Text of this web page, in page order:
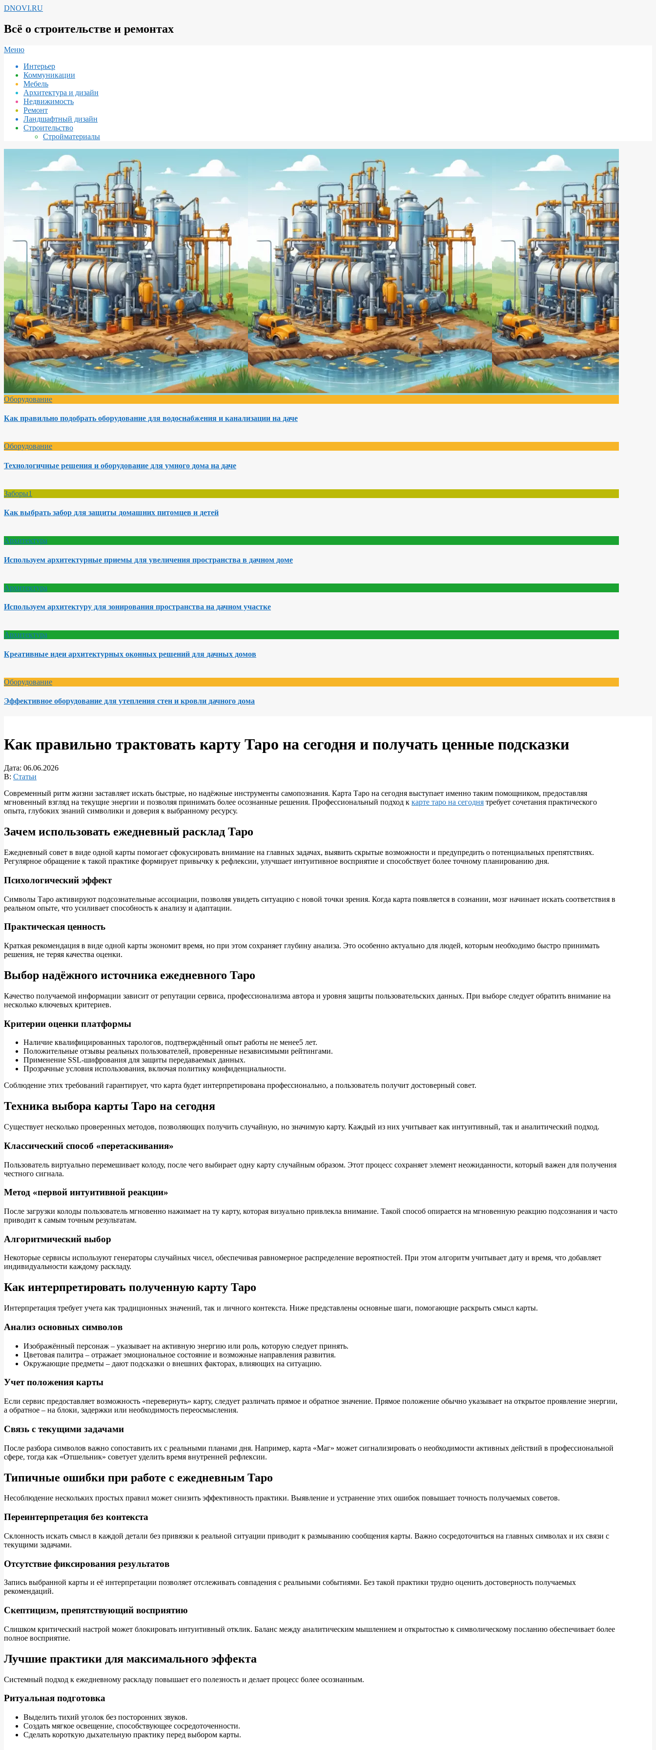
Перейти
содержимому
DNOVI.RU
Всё о строительстве и ремонтах
Вторичное
навигации
Меню
Интерьер
Коммуникации
Мебель
Архитектура и дизайн
Недвижимость
Ремонт
Ландшафтный дизайн
Строительство
Стройматериалы
Оборудование
Как правильно подобрать оборудование для водоснабжения и канализации на даче
Оборудование
Технологичные решения и оборудование для умного дома на даче
Заборы1
Как выбрать забор для защиты домашних питомцев и детей
Архитектура
Используем архитектурные приемы для увеличения пространства в дачном доме
Архитектура
Используем архитектуру для зонирования пространства на дачном участке
Архитектура
Креативные идеи архитектурных оконных решений для дачных домов
Оборудование
Эффективное оборудование для утепления стен и кровли дачного дома
Как правильно трактовать карту Таро на сегодня и получать ценные подсказки
Дата: 06.06.2026
В: Статьи
Современный ритм жизни заставляет искать быстрые, но надёжные инструменты самопознания. Карта Таро на сегодня выступает именно таким помощником, предоставляя
мгновенный взгляд на текущие энергии и позволяя принимать более осознанные решения. Профессиональный подход к карте таро на сегодня требует сочетания практического
опыта, глубоких знаний символики и доверия к выбранному ресурсу.
Зачем использовать ежедневный расклад Таро
Ежедневный совет в виде одной карты помогает сфокусировать внимание на главных задачах, выявить скрытые возможности и предупредить о потенциальных препятствиях.
Регулярное обращение к такой практике формирует привычку к рефлексии, улучшает интуитивное восприятие и способствует более точному планированию дня.
Психологический эффект
Символы Таро активируют подсознательные ассоциации, позволяя увидеть ситуацию с новой точки зрения. Когда карта появляется в сознании, мозг начинает искать соответствия в
реальном опыте, что усиливает способность к анализу и адаптации.
Практическая ценность
Краткая рекомендация в виде одной карты экономит время, но при этом сохраняет глубину анализа. Это особенно актуально для людей, которым необходимо быстро принимать
решения, не теряя качества оценки.
Выбор надёжного источника ежедневного Таро
Качество получаемой информации зависит от репутации сервиса, профессионализма автора и уровня защиты пользовательских данных. При выборе следует обратить внимание на
несколько ключевых критериев.
Критерии оценки платформы
Наличие квалифицированных тарологов, подтверждённый опыт работы не менее5 лет.
Положительные отзывы реальных пользователей, проверенные независимыми рейтингами.
Применение SSL‑шифрования для защиты передаваемых данных.
Прозрачные условия использования, включая политику конфиденциальности.
Соблюдение этих требований гарантирует, что карта будет интерпретирована профессионально, а пользователь получит достоверный совет.
Техника выбора карты Таро на сегодня
Существует несколько проверенных методов, позволяющих получить случайную, но значимую карту. Каждый из них учитывает как интуитивный, так и аналитический подход.
Классический способ «перетаскивания»
Пользователь виртуально перемешивает колоду, после чего выбирает одну карту случайным образом. Этот процесс сохраняет элемент неожиданности, который важен для получения
честного сигнала.
Метод «первой интуитивной реакции»
После загрузки колоды пользователь мгновенно нажимает на ту карту, которая визуально привлекла внимание. Такой способ опирается на мгновенную реакцию подсознания и часто
приводит к самым точным результатам.
Алгоритмический выбор
Некоторые сервисы используют генераторы случайных чисел, обеспечивая равномерное распределение вероятностей. При этом алгоритм учитывает дату и время, что добавляет
индивидуальности каждому раскладу.
Как интерпретировать полученную карту Таро
Интерпретация требует учета как традиционных значений, так и личного контекста. Ниже представлены основные шаги, помогающие раскрыть смысл карты.
Анализ основных символов
Изображённый персонаж – указывает на активную энергию или роль, которую следует принять.
Цветовая палитра – отражает эмоциональное состояние и возможные направления развития.
Окружающие предметы – дают подсказки о внешних факторах, влияющих на ситуацию.
Учет положения карты
Если сервис предоставляет возможность «перевернуть» карту, следует различать прямое и обратное значение. Прямое положение обычно указывает на открытое проявление энергии,
а обратное – на блоки, задержки или необходимость переосмысления.
Связь с текущими задачами
После разбора символов важно сопоставить их с реальными планами дня. Например, карта «Маг» может сигнализировать о необходимости активных действий в профессиональной
сфере, тогда как «Отшельник» советует уделить время внутренней рефлексии.
Типичные ошибки при работе с ежедневным Таро
Несоблюдение нескольких простых правил может снизить эффективность практики. Выявление и устранение этих ошибок повышает точность получаемых советов.
Переинтерпретация без контекста
Склонность искать смысл в каждой детали без привязки к реальной ситуации приводит к размыванию сообщения карты. Важно сосредоточиться на главных символах и их связи с
текущими задачами.
Отсутствие фиксирования результатов
Запись выбранной карты и её интерпретации позволяет отслеживать совпадения с реальными событиями. Без такой практики трудно оценить достоверность получаемых
рекомендаций.
Скептицизм, препятствующий восприятию
Слишком критический настрой может блокировать интуитивный отклик. Баланс между аналитическим мышлением и открытостью к символическому посланию обеспечивает более
полное восприятие.
Лучшие практики для максимального эффекта
Системный подход к ежедневному раскладу повышает его полезность и делает процесс более осознанным.
Ритуальная подготовка
Выделить тихий уголок без посторонних звуков.
Создать мягкое освещение, способствующее сосредоточенности.
Сделать короткую дыхательную практику перед выбором карты.